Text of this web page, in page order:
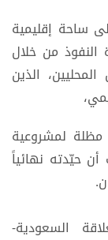
ساحة إقليمية
النفوذ من خلال
الذين
مظلة لمشروعية
حيّدته نهائياً
السعودية-